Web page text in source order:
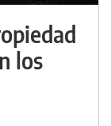
los